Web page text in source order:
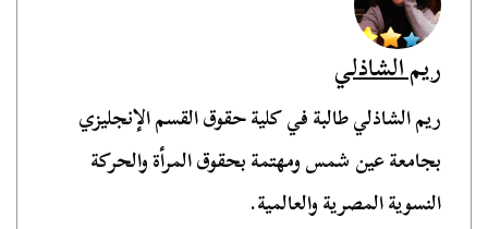
ريم الشاذلي
ريم الشاذلي طالبة في كلية حقوق القسم الإنجليزي
بجامعة عين شمس ومهتمة بحقوق المرأة والحركة
النسوية المصرية والعالمية.